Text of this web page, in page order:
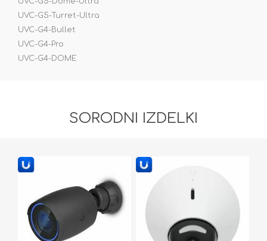
UVC-G5-Turret-Ultra
UVC-G4-Bullet
UVC-G4-Pro
UVC-G4-DOME
SORODNI IZDELKI